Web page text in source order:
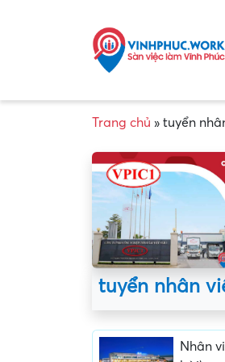
Trang chủ » tuyển
tuyển nhân
Nhân